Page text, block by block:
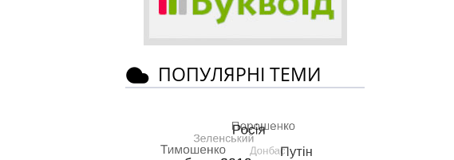
ПОПУЛЯРНІ ТЕМИ